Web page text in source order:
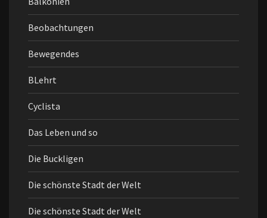
Beobachtungen
Bewegendes
BLehrt
Cyclista
Das Leben und so
Die Buckligen
Die schönste Stadt der Welt
Die schönste Stadt der Welt